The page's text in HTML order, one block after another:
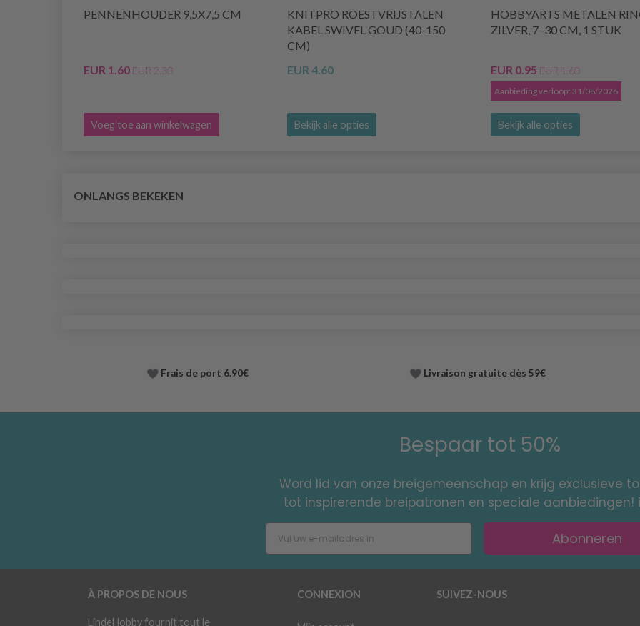
PENNENHOUDER 9,5X7,5 CM
EUR 1.60EUR 2.30
Voeg toe aan winkelwagen
KNITPRO ROESTVRIJSTALEN
KABEL SWIVEL GOUD (40-150
CM)
EUR 4.60
Bekijk alle opties
HOBBYARTS METALEN
ZILVER, 7–30 CM, 1 STUK
EUR 0.95 EUR 1.60
Aanbieding verloopt 31/08/2026
Bekijk alle opties
ONLANGS BEKEKEN
Frais de port 6.90€ Livraison gratuite dès 59€
Bespaar tot 50%
Word lid van onze breigemeenschap en krijg exclusieve
tot inspirerende breipatronen en speciale aanbiedingen!
Abonneren
À PROPOS DE NOUS
LindeHobby fournit tout le
CONNEXION SUIVEZ-NOUS